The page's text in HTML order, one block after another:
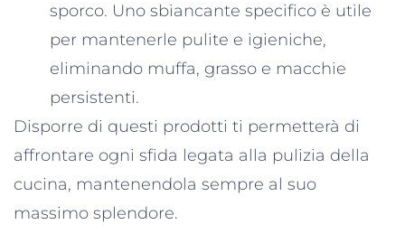
sporco. Uno sbiancante specifico è utile
per mantenerle pulite e igieniche,
eliminando muffa, grasso e macchie
persistenti.
Disporre di questi prodotti ti permetterà di
affrontare ogni sfida legata alla pulizia della
cucina, mantenendola sempre al suo
massimo splendore.